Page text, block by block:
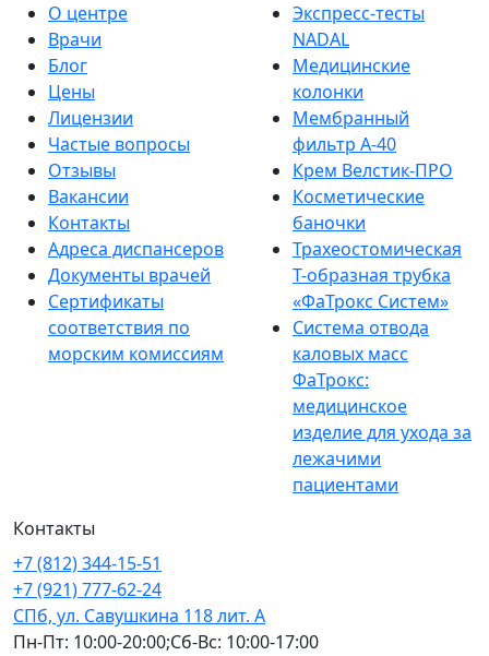
О центре
Врачи
Блог
Цены
Лицензии
Частые вопросы
Отзывы
Вакансии
Контакты
Адреса диспансеров
Документы врачей
Сертификаты
соответствия по
морским комиссиям
Экспресс-тесты
NADAL
Медицинские
колонки
Мембранный
фильтр A-40
Крем Велстик-ПРО
Косметические
баночки
Трахеостомическая
Т-образная трубка
«ФаТрокс Систем»
Система отвода
каловых масс
ФаТрокс:
медицинское
изделие для ухода за
лежачими
пациентами
Контакты
+7 (812) 344-15-51
+7 (921) 777-62-24
СПб, ул. Савушкина 118 лит. А
Пн-Пт: 10:00-20:00;Сб-Вс: 10:00-17:00